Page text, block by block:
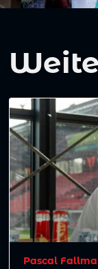
Pascal